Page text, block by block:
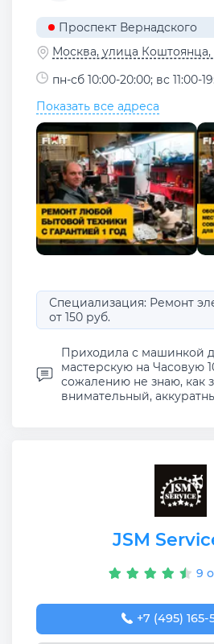
Проспект Вернадского
Москва, улица Коштоянца,
пн-сб 10:00-20:00; вс 11:00-
Показать все адреса
Специализация: Ремонт
от 150 руб.
Приходила с машинкой
мастерскую на Часовую
сожалению не знаю, как
внимательный,
JSM
9
+7 (495) 165-